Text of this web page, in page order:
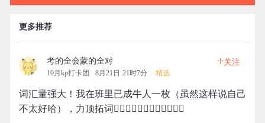
更多推荐
考的全会蒙的全对
10月kp打卡团 8月21日 21时7分 精选
+关注
词汇量强大！我在班里已成牛人一枚（虽然这样说自己
不太好哈），力顶拓词👍🏻👍🏻👍🏻👍🏻👍🏻👍🏻